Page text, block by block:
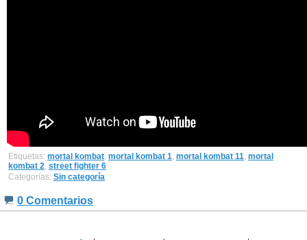
Etiquetas: mortal kombat mortal kombat 1 mortal kombat 11 mortal
kombat 2 street fighter 6
Categorías: Sin categoría
0 Comentarios